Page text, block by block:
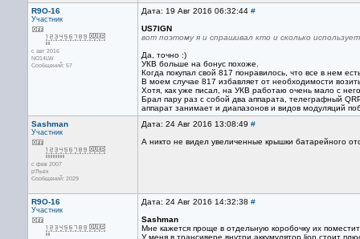
R9O-16
Участник
с авг 2016
NO14LW
Сообщений: 57
Дата: 19 Авг 2016 06:32:44 #
US7IGN
вот поэтому я и спрашивал кто и сколько
Да, точно :)
УКВ больше на бонус похоже.
Когда покупал свой 817 понравилось, что все в нем
В моем случае 817 избавляет от необходимости
Хотя, как уже писал, на УКВ работаю очень мало с
Брал пару раз с собой два аппарата, телеграфный
аппарат занимает и диапазонов и видов модуляций
Sashman
Участник
с фев 2007
р'Льех
Сообщений: 2029
Дата: 24 Авг 2016 13:08:49 #
А никто не видел увеличенные крышки батарейного
R9O-16
Участник
Дата: 24 Авг 2016 14:32:38 #
Sashman
Мне кажется проще в отдельную коробочку их
У меня в трансивере внутри аккумулятор lion стоит